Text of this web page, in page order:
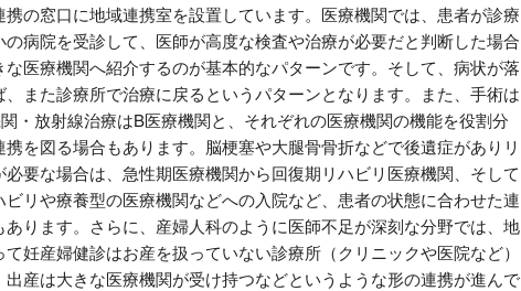
携の窓口に地域連携室を設置しています。医療機関では、患者が診療
の病院を受診して、医師が高度な検査や治療が必要だと判断した場合
な医療機関へ紹介するのが基本的なパターンです。そして、病状が落
、また診療所で治療に戻るというパターンとなります。また、手術は
・放射線治療はB医療機関と、それぞれの医療機関の機能を役割分
携を図る場合もあります。脳梗塞や大腿骨骨折などで後遺症がありリ
必要な場合は、急性期医療機関から回復期リハビリ医療機関、そして
ビリや療養型の医療機関などへの入院など、患者の状態に合わせた連
あります。さらに、産婦人科のように医師不足が深刻な分野では、地
て妊産婦健診はお産を扱っていない診療所（クリニックや医院など）
出産は大きな医療機関が受け持つなどというような形の連携が進んで